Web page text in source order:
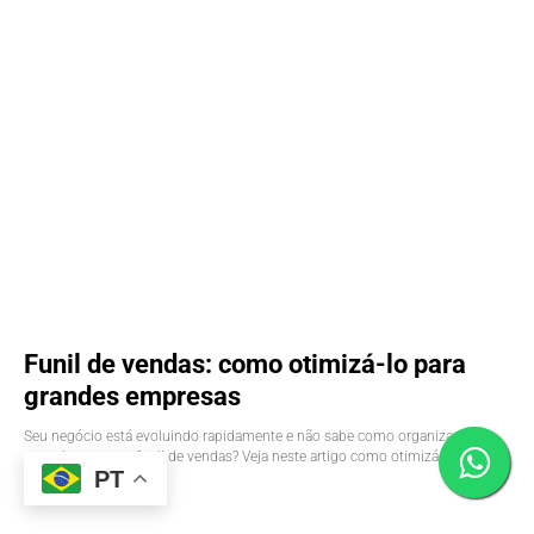
PT
Funil de vendas: como otimizá-lo para
grandes empresas
Seu negócio está evoluindo rapidamente e não sabe como organizar
assertivamente o funil de vendas? Veja neste artigo como otimizá-lo!